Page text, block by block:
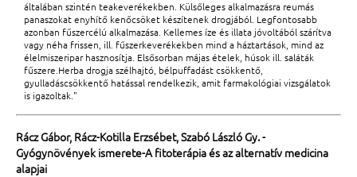
általában szintén teakeverékekben. Külsőleges alkalmazásra reumás
panaszokat enyhítő kenőcsöket készítenek drogjából. Legfontosabb
azonban fűszercélú alkalmazása. Kellemes íze és illata jóvoltából szárítva
vagy néha frissen, ill. fűszerkeverékekben mind a háztartások, mind az
élelmiszeripar hasznosítja. Elsősorban májas ételek, húsok ill. saláták
fűszere.Herba drogja szélhajtó, bélpuffadást csökkentő,
gyulladáscsökkentő hatással rendelkezik, amit farmakológiai vizsgálatok
is igazoltak."
Rácz Gábor, Rácz-Kotilla Erzsébet, Szabó László Gy. -
Gyógynövények ismerete-A fitoterápia és az alternatív medicina
alapjai